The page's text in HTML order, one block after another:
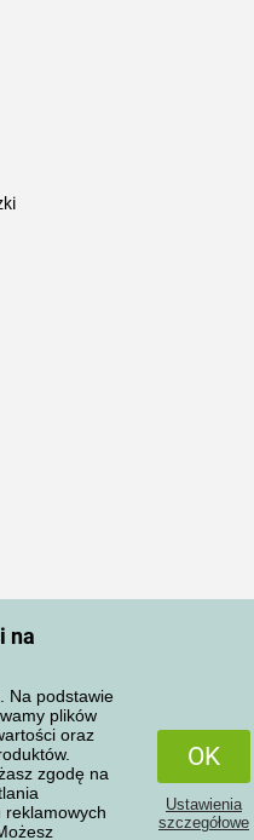
na
Na podstawie
plików
oraz
zgodę na
reklamowych
OK
Ustawienia
szczegółowe